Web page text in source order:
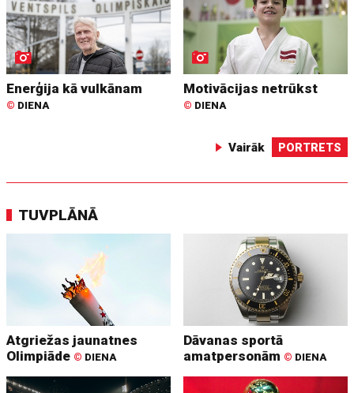
Enerģija kā vulkānam
© DIENA
Motivācijas netrūkst
© DIENA
Vairāk PORTRETS
TUVPLĀNĀ
Atgriežas jaunatnes
Olimpiāde © DIENA
Dāvanas sportā
amatpersonām © DIENA